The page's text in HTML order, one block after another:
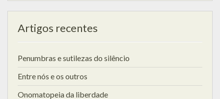
Artigos recentes
Penumbras e sutilezas do silêncio
Entre nós e os outros
Onomatopeia da liberdade